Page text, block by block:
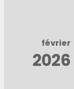
février